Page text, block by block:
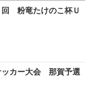
粉竜たけのこ杯Ｕ
ッカー大会 那賀予選